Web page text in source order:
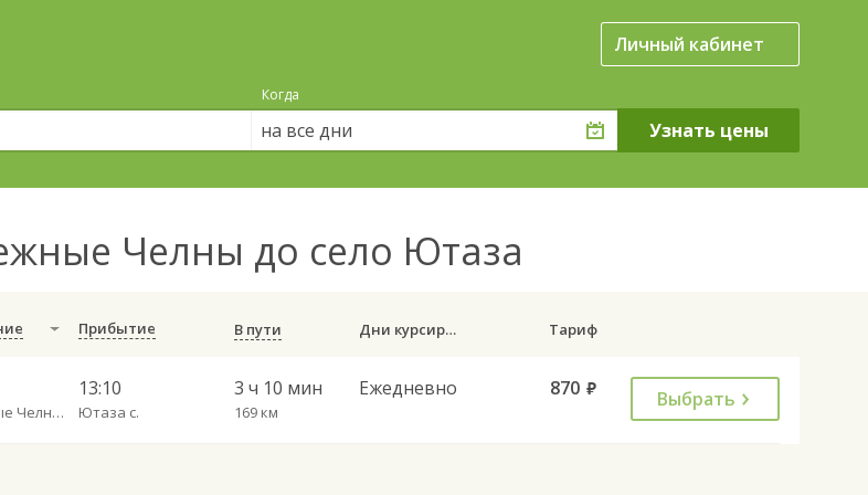
Личный кабинет
Когда
на все дни
Челны до село Ютаза
Прибытие В пути Дни курсирования Тариф
Набережные Челны АВ
13:10
Ютаза с.
3 ч 10 мин
169 км
Ежедневно 870 руб. Выбрать